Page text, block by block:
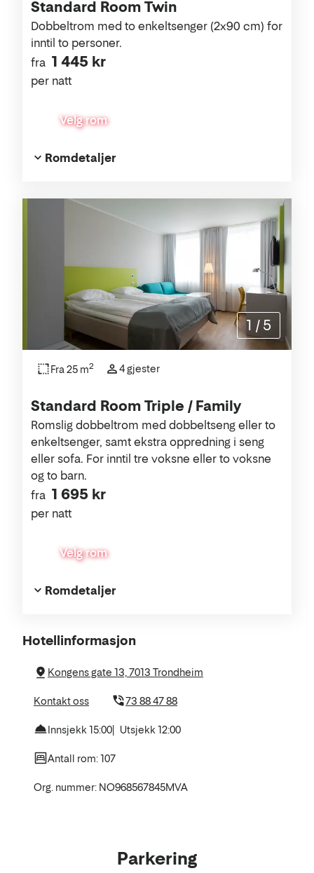
Standard Room Twin
fra 1 445 kr
per natt
Dobbeltrom med to enkeltsenger (2x90 cm) for
inntil to personer.
Velg rom
Romdetaljer
Standard Room Triple / Family
fra 1 695 kr
per natt
Romslig dobbeltrom med dobbeltseng eller to
enkeltsenger, samt ekstra oppredning i seng
eller sofa. For inntil tre voksne eller to voksne
og to barn.
Velg rom
Fra 25 m2 4 gjester
Romdetaljer
1 / 5
Om
hotellet
Hotellinformasjon
Kongens gate 13, 7013 Trondheim
Kontakt oss 73 88 47 88
Innsjekk 15:00 Utsjekk 12:00
Antall rom: 107
Org. nummer: NO968567845MVA
Parkering